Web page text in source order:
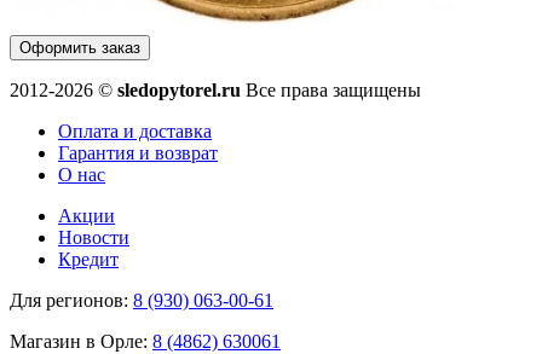
Оформить заказ
2012-2026 © sledopytorel.ru Все права защищены
Оплата и доставка
Гарантия и возврат
О нас
Акции
Новости
Кредит
Для регионов: 8 (930) 063-00-61
Магазин в Орле: 8 (4862) 630061